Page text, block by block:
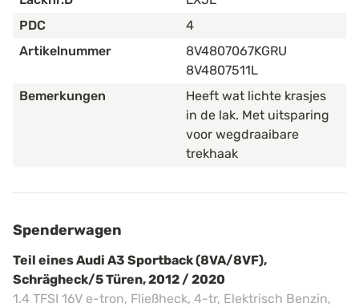
PDC
4
Artikelnummer
8V4807067KGRU
8V4807511L
Bemerkungen
Heeft wat lichte krasjes
in de lak. Met uitsparing
voor wegdraaibare
trekhaak
Spenderwagen
Teil eines Audi A3 Sportback (8VA/8VF),
Schrägheck/5 Türen, 2012 / 2020
1.4 TFSI 16V e-tron, Fließheck, 4-tr, Elektrisch Benzin,